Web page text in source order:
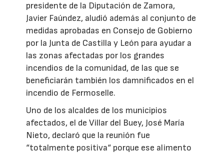
presidente de la Diputación de Zamora,
Javier Faúndez, aludió además al conjunto de
medidas aprobadas en Consejo de Gobierno
por la Junta de Castilla y León para ayudar a
las zonas afectadas por los grandes
incendios de la comunidad, de las que se
beneficiarán también los damnificados en el
incendio de Fermoselle.
Uno de los alcaldes de los municipios
afectados, el de Villar del Buey, José María
Nieto, declaró que la reunión fue
“totalmente positiva“ porque ese alimento